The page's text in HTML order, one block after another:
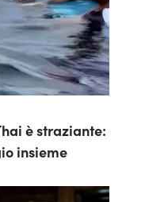
è straziante:
insieme